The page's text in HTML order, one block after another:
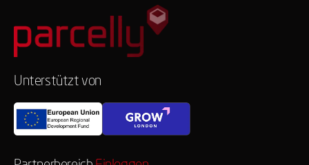
Unterstützt von